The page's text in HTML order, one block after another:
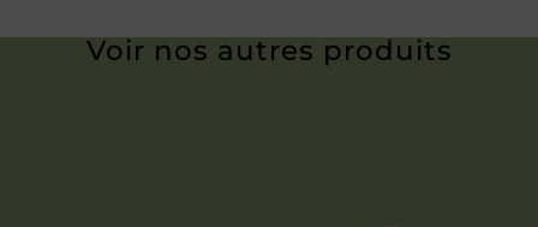
Voir nos autres produits